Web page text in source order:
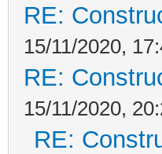
RE:
15/11/2020,
RE:
15/11/2020,
RE: